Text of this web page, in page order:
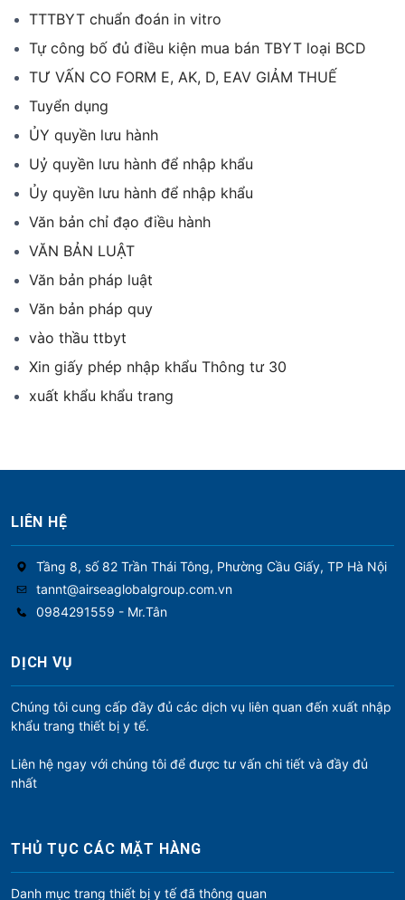
TTTBYT chuẩn đoán in vitro
Tự công bố đủ điều kiện mua bán TBYT loại BCD
TƯ VẤN CO FORM E, AK, D, EAV GIẢM THUẾ
Tuyển dụng
ỦY quyền lưu hành
Uỷ quyền lưu hành để nhập khẩu
Ủy quyền lưu hành để nhập khẩu
Văn bản chỉ đạo điều hành
VĂN BẢN LUẬT
Văn bản pháp luật
Văn bản pháp quy
vào thầu ttbyt
Xin giấy phép nhập khẩu Thông tư 30
xuất khẩu khẩu trang
LIÊN HỆ
Tầng 8, số 82 Trần Thái Tông, Phường Cầu Giấy, TP Hà Nội
tannt@airseaglobalgroup.com.vn
0984291559 - Mr.Tân
DỊCH VỤ
Chúng tôi cung cấp đầy đủ các dịch vụ liên quan đến xuất nhập
khẩu trang thiết bị y tế.
Liên hệ ngay với chúng tôi để được tư vấn chi tiết và đầy đủ
nhất
THỦ TỤC CÁC MẶT HÀNG
Danh mục trang thiết bị y tế đã thông quan